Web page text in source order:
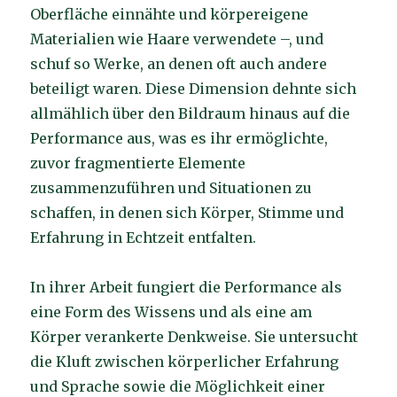
Oberfläche einnähte und körpereigene
Materialien wie Haare verwendete –, und
schuf so Werke, an denen oft auch andere
beteiligt waren. Diese Dimension dehnte sich
allmählich über den Bildraum hinaus auf die
Performance aus, was es ihr ermöglichte,
zuvor fragmentierte Elemente
zusammenzuführen und Situationen zu
schaffen, in denen sich Körper, Stimme und
Erfahrung in Echtzeit entfalten.
In ihrer Arbeit fungiert die Performance als
eine Form des Wissens und als eine am
Körper verankerte Denkweise. Sie untersucht
die Kluft zwischen körperlicher Erfahrung
und Sprache sowie die Möglichkeit einer